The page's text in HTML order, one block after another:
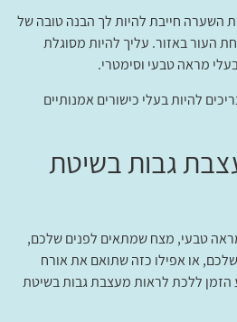
השערה חייבת להיות לך הבנה טובה של
העור באזור. עליך להיות מסוגלת
בעלי מראה טבעי וסימטרי.
להיות בעלי כישורים אמנותיים
גבות בשיטת
טבעי, מצח שמתאים לפנים שלכם,
או אפילו כזה שתואם את אורח
הזמן ללכת לראות מעצבת גבות בשיטת